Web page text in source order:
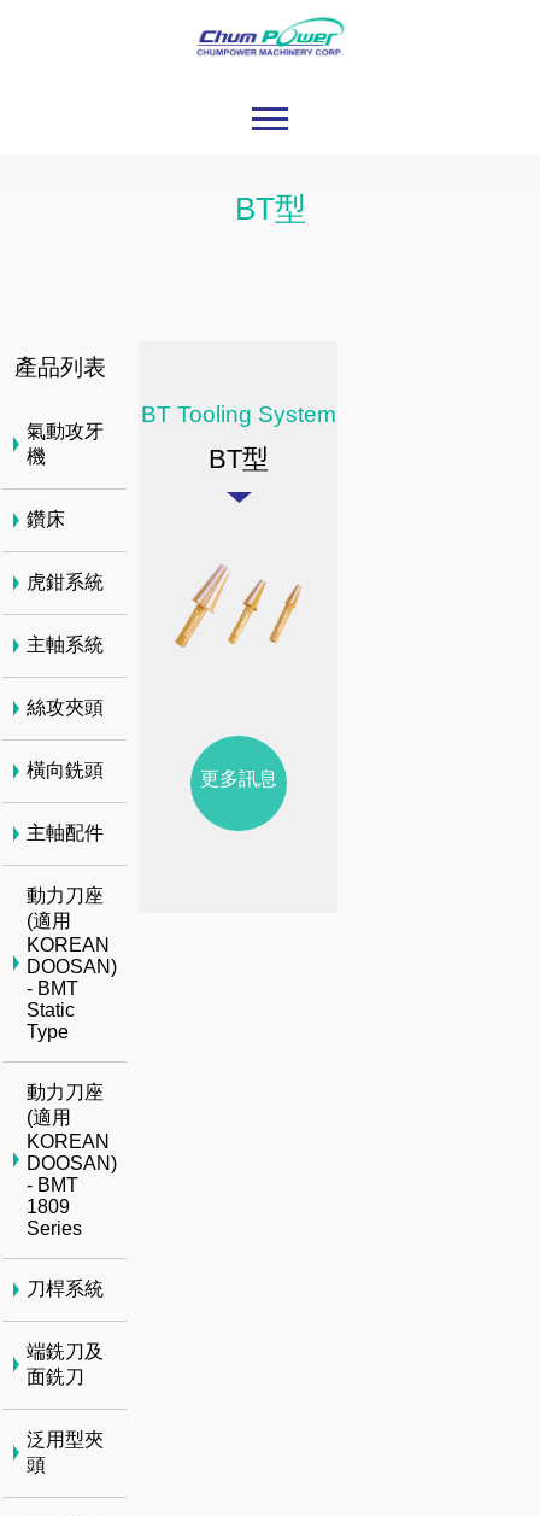
BT型
BT Tooling System
BT型
更多訊息
產品列表
氣動攻牙
機
鑽床
虎鉗系統
主軸系統
絲攻夾頭
橫向銑頭
主軸配件
動力刀座
(適用
KOREAN
DOOSAN)
- BMT
Static
Type
動力刀座
(適用
KOREAN
DOOSAN)
- BMT
1809
Series
刀桿系統
端銑刀及
面銑刀
泛用型夾
頭